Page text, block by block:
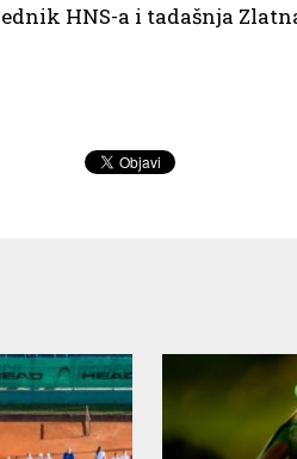
HNS-a i tadašnja